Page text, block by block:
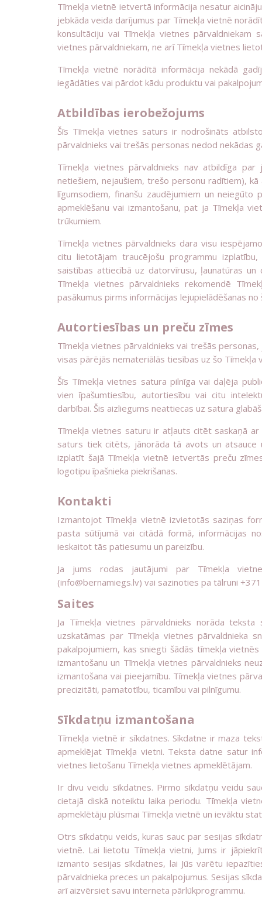
Tīmekļa vietnē ietvertā informācija nesatur
jebkāda veida darījumus par Tīmekļa vietnē
konsultāciju vai Tīmekļa vietnes
vietnes pārvaldniekam, ne arī Tīmekļa vietnes
Tīmekļa vietnē norādītā informācija nekādā
iegādāties vai pārdot kādu produktu vai
Atbildības ierobežojums
Šīs Tīmekļa vietnes saturs ir nodrošināts
pārvaldnieks vai trešās personas nedod nekādas
Tīmekļa vietnes pārvaldnieks nav atbildīga par
netiešiem, nejaušiem, trešo personu radītiem),
līgumsodiem, finanšu zaudējumiem un
apmeklēšanu vai izmantošanu, pat ja Tīmekļa
trūkumiem.
Tīmekļa vietnes pārvaldnieks dara visu
citu lietotājam traucējošu programmu
saistības attiecībā uz datorvīrusu, ļaunatūras
Tīmekļa vietnes pārvaldnieks rekomendē
pasākumus pirms informācijas lejupielādēšanas
Autortiesības un preču zīmes
Tīmekļa vietnes pārvaldnieks vai trešās
visas pārējās nemateriālās tiesības uz šo
Šīs Tīmekļa vietnes satura pilnīga vai daļēja
vien īpašumtiesību, autortiesību vai citu
darbībai. Šis aizliegums neattiecas uz satura
Tīmekļa vietnes saturu ir atļauts citēt saskaņā
saturs tiek citēts, jānorāda tā avots un
izplatīt šajā Tīmekļa vietnē ietvertās preču
logotipu īpašnieka piekrišanas.
Kontakti
Izmantojot Tīmekļa vietnē izvietotās saziņas
pasta sūtījumā vai citādā formā, informācijas
ieskaitot tās patiesumu un pareizību.
Ja jums rodas jautājumi par Tīmekļa
(info@bernamiegs.lv) vai sazinoties pa tālruni
Saites
Ja Tīmekļa vietnes pārvaldnieks norāda
uzskatāmas par Tīmekļa vietnes pārvaldnieka
pakalpojumiem, kas sniegti šādās tīmekļa
izmantošanu un Tīmekļa vietnes pārvaldnieks
izmantošana vai pieejamību. Tīmekļa vietnes
precizitāti, pamatotību, ticamību vai pilnīgumu.
Sīkdatņu izmantošana
Tīmekļa vietnē ir sīkdatnes. Sīkdatne ir maza
apmeklējat Tīmekļa vietni. Teksta datne satur
vietnes lietošanu Tīmekļa vietnes apmeklētājam.
Ir divu veidu sīkdatnes. Pirmo sīkdatņu veidu
cietajā diskā noteiktu laika periodu. Tīmekļa
apmeklētāju plūsmai Tīmekļa vietnē un ievāktu
Otrs sīkdatņu veids, kuras sauc par sesijas
vietnē. Lai lietotu Tīmekļa vietni, Jums ir
izmanto sesijas sīkdatnes, lai Jūs varētu
pārvaldnieka preces un pakalpojumus. Sesijas
arī aizvērsiet savu interneta pārlūkprogrammu.